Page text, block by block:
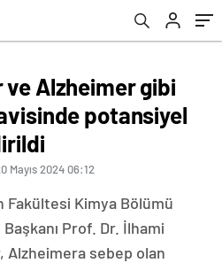
Alzheimer gibi
potansiyel
Mayıs 2024 06:12
Kimya Bölümü
Prof. Dr. İlhami
Alzheimera sebep olan